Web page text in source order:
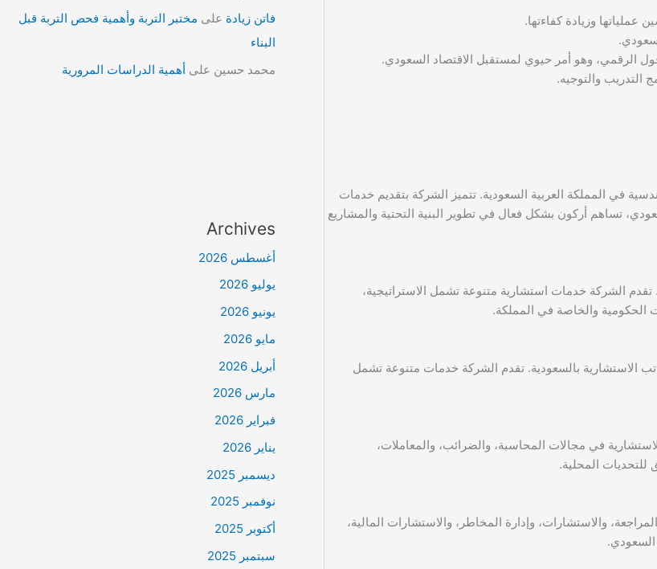
وزيادة كفاءتها.
الرقمي، وهو أمر حيوي لمستقبل الاقتصاد السعودي.
التدريب والتوجيه.
في المملكة العربية السعودية. تتميز الشركة بتقديم خدمات
تساهم أركون بشكل فعال في تطوير البنية التحتية والمشاريع
تقدم الشركة خدمات استشارية متنوعة تشمل الاستراتيجية،
الحكومية والخاصة في المملكة.
الاستشارية بالسعودية. تقدم الشركة خدمات متنوعة تشمل
في مجالات المحاسبة، والضرائب، والمعاملات،
المحلية.
والاستشارات، وإدارة المخاطر، والاستشارات المالية،
السعودي.
فاتن زيادة على مختبر التربة وأهمية فحص التربة قبل
البناء
محمد حسين على أهمية الدراسات المرورية
Archives
أغسطس 2026
يوليو 2026
يونيو 2026
مايو 2026
أبريل 2026
مارس 2026
فبراير 2026
يناير 2026
ديسمبر 2025
نوفمبر 2025
أكتوبر 2025
سبتمبر 2025